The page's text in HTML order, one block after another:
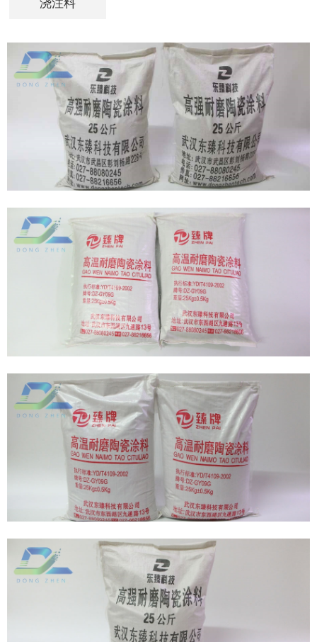
陶瓷涂层、合金粉末喷涂材料、耐磨金属喷涂丝材、耐磨
陶瓷涂料、复合耐磨衬板、耐磨耐火浇注料以及磁性防磨
材料等。此外，公司还提供各种氧化铝耐磨陶瓷制品及耐
磨陶瓷管件、耐腐蚀管件等定制化解决方案。东臻优势：
● 崭新的设计理念和经验丰富的专业设计师● 专业自设工
厂工程技术力量雄厚● 完善严谨的专业质量管理系统和流
程● 提供配套服务，实体工厂价格实惠
浇注料
龟甲网耐磨胶泥
龟甲网耐磨胶泥
龟甲网耐磨胶泥